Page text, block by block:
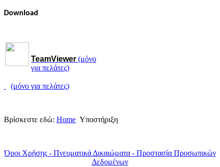
Download
TeamViewer (μόνο
για πελάτες)
(μόνο για πελάτες)
Βρίσκεστε εδώ: Home Υποστήριξη
Όροι Χρήσης - Πνευματικά Δικαιώματα - Προστασία Προσωπικών
Δεδομένων